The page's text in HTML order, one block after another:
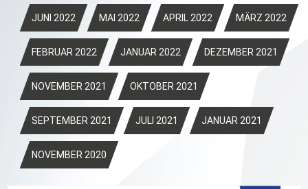
JUNI 2022 MAI 2022 APRIL 2022 MÄRZ 2022
FEBRUAR 2022 JANUAR 2022 DEZEMBER 2021
NOVEMBER 2021 OKTOBER 2021
SEPTEMBER 2021 JULI 2021 JANUAR 2021
NOVEMBER 2020